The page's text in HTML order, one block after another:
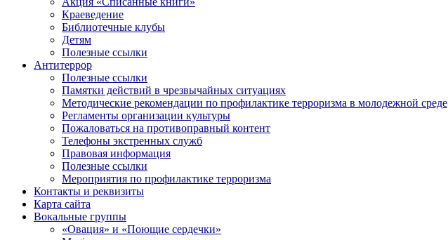
Краеведение
Библиотечные клубы
Детям
Полезные ссылки
Антитеррор
Полезные ссылки
Памятки действий в чрезвычайных ситуациях
Методические рекомендации по профилактике терроризма в молодежной среде
Регламенты организации культуры
Пожаловаться на противоправный контент
Телефоны экстренных служб
Правовая информация
Полезные ссылки
Мероприятия по профилактике терроризма
Контакты и реквизиты
Карта сайта
Вокальные группы
«Овация» и «Поющие сердечки»